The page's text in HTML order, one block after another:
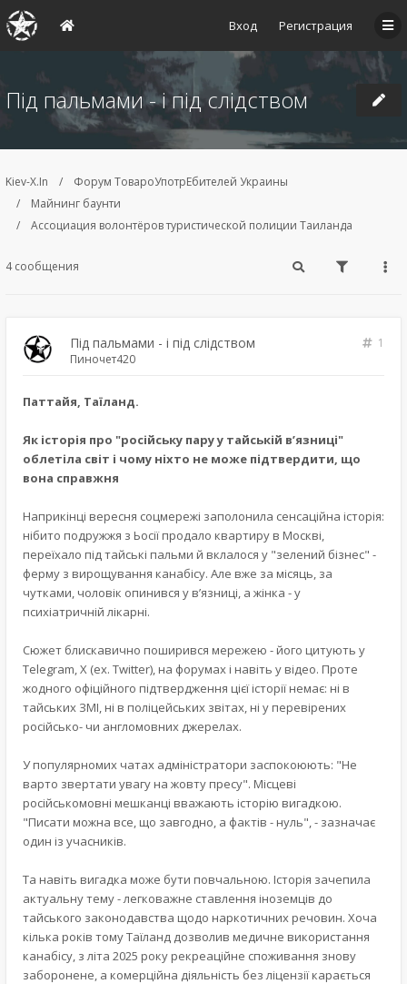
Вход Регистрация
Під пальмами - і під слідством
Kiev-X.In
Форум ТовароУпотрЕбителей Украины
Майнинг баунти
Ассоциация волонтёров туристической полиции Таиланда
4 сообщения
Під пальмами - і під слідством
1
Пиночет420
Паттайя, Таїланд.
Як історія про "російську пару у тайській в’язниці"
облетіла світ і чому ніхто не може підтвердити, що
вона справжня
Наприкінці вересня соцмережі заполонила сенсаційна історія:
нібито подружжя з Ьосії продало квартиру в Москві,
переїхало під тайські пальми й вклалося у "зелений бізнес" -
ферму з вирощування канабісу. Але вже за місяць, за
чутками, чоловік опинився у в’язниці, а жінка - у
психіатричній лікарні.
Сюжет блискавично поширився мережею - його цитують у
Telegram, X (ex. Twitter), на форумах і навіть у відео. Проте
жодного офіційного підтвердження цієї історії немає: ні в
тайських ЗМІ, ні в поліцейських звітах, ні у перевірених
російсько- чи англомовних джерелах.
У популярномих чатах адміністратори заспокоюють: "Не
варто звертати увагу на жовту пресу". Місцеві
російськомовні мешканці вважають історію вигадкою.
"Писати можна все, що завгодно, а фактів - нуль", - зазначає
один із учасників.
Та навіть вигадка може бути повчальною. Історія зачепила
актуальну тему - легковажне ставлення іноземців до
тайського законодавства щодо наркотичних речовин. Хоча
кілька років тому Таїланд дозволив медичне використання
канабісу, з літа 2025 року рекреаційне споживання знову
заборонене, а комерційна діяльність без ліцензії карається